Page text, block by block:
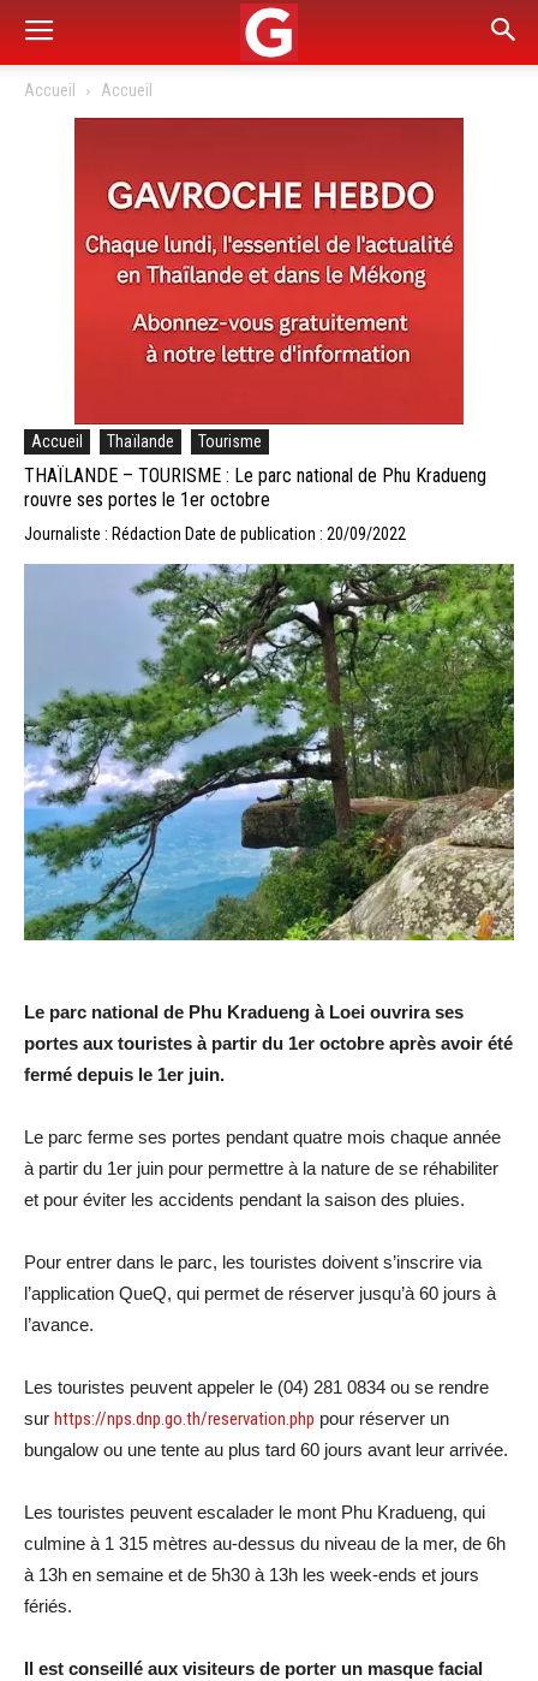
Accueil Accueil
Accueil Thaïlande Tourisme
THAÏLANDE – TOURISME : Le parc national de Phu Kradueng
rouvre ses portes le 1er octobre
Journaliste : Rédaction Date de publication : 20/09/2022
Le parc national de Phu Kradueng à Loei ouvrira ses
portes aux touristes à partir du 1er octobre après avoir été
fermé depuis le 1er juin.
Le parc ferme ses portes pendant quatre mois chaque année
à partir du 1er juin pour permettre à la nature de se réhabiliter
et pour éviter les accidents pendant la saison des pluies.
Pour entrer dans le parc, les touristes doivent s’inscrire via
l’application QueQ, qui permet de réserver jusqu’à 60 jours à
l’avance.
Les touristes peuvent appeler le (04) 281 0834 ou se rendre
sur https://nps.dnp.go.th/reservation.php pour réserver un
bungalow ou une tente au plus tard 60 jours avant leur arrivée.
Les touristes peuvent escalader le mont Phu Kradueng, qui
culmine à 1 315 mètres au-dessus du niveau de la mer, de 6h
à 13h en semaine et de 5h30 à 13h les week-ends et jours
fériés.
Il est conseillé aux visiteurs de porter un masque facial